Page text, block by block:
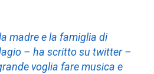
madre e la famiglia di
– ha scritto su twitter –
voglia fare musica e